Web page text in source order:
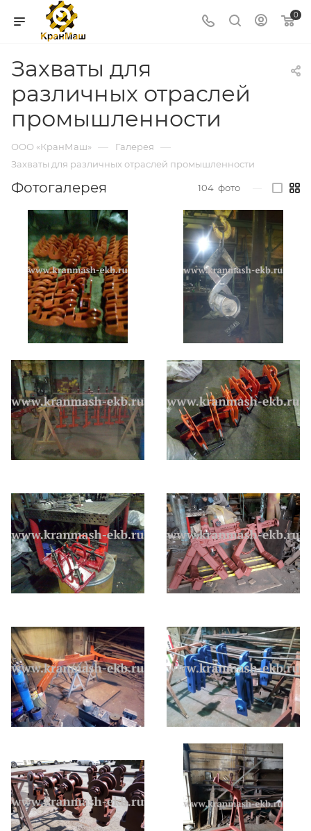
0
Захваты для
различных отраслей
промышленности
ООО «КранМаш» — Галерея —
Захваты для различных отраслей промышленности
Фотогалерея 104 фото